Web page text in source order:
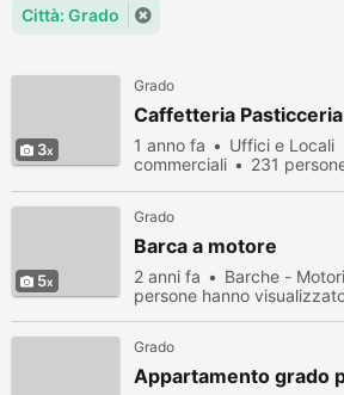
Città: Grado
3
Grado
Caffetteria Pasticceria
1 anno fa
Uffici e Locali
commerciali
231
5
Grado
Barca a motore
2 anni fa Barche - Motori
persone hanno
Grado
Appartamento grado